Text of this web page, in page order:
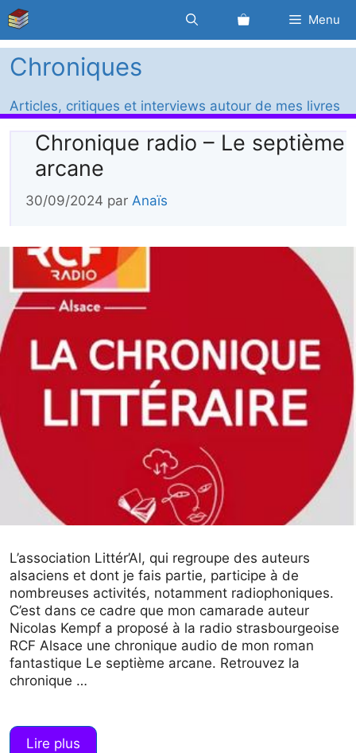
Aller
au
contenu
Menu
Chroniques
Articles, critiques et interviews autour de mes livres
Chronique radio – Le septième
arcane
30/09/2024 par Anaïs
L’association Littér’Al, qui regroupe des auteurs
alsaciens et dont je fais partie, participe à de
nombreuses activités, notamment radiophoniques.
C’est dans ce cadre que mon camarade auteur
Nicolas Kempf a proposé à la radio strasbourgeoise
RCF Alsace une chronique audio de mon roman
fantastique Le septième arcane. Retrouvez la
chronique …
Lire plus